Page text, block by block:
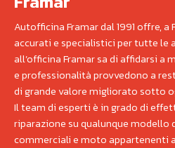
Autofficina Framar dal 1991 offre,
accurati e specialistici per tutte le
all’officina Framar sa di affidarsi a
e professionalità provvedono a
di grande valore migliorato sotto
Il team di esperti è in grado di
riparazione su qualunque modello
commerciali e moto appartenenti